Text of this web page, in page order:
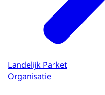
Landelijk Parket
Organisatie